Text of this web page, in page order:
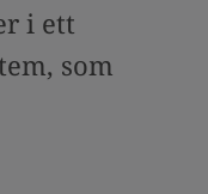
i ett
som